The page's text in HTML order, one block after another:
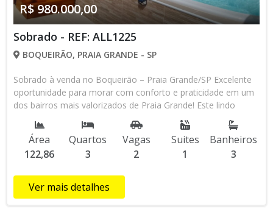
R$ 980.000,00
Sobrado - REF: ALL1225
BOQUEIRÃO, PRAIA GRANDE - SP
Sobrado à venda no Boqueirão – Praia Grande/SP Excelente
oportunidade para morar com conforto e praticidade em um
dos bairros mais valorizados de Praia Grande! Este lindo
sobrado conta com 3 dormitórios, sendo 1 suíte, ambientes
amplos e bem distribuídos. A sala espaçosa é integrada à sala
de jantar, proporcionando um espaço aconchegante para
receber família e amigos. A cozinha possui móveis
dia. O imóvel dispõe ainda de lavabo, banheiro social, quintal
privativo com churrasqueira e piscina, perfeito para
Área
122,86
Quartos
3
Vagas
2
Suites
1
Banheiros
3
Ver mais detalhes